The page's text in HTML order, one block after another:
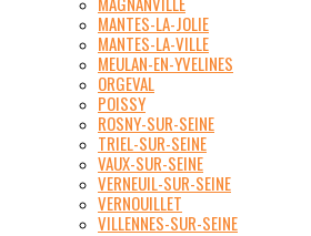
MANTES-LA-JOLIE
MANTES-LA-VILLE
MEULAN-EN-YVELINES
ORGEVAL
POISSY
ROSNY-SUR-SEINE
TRIEL-SUR-SEINE
VAUX-SUR-SEINE
VERNEUIL-SUR-SEINE
VERNOUILLET
VILLENNES-SUR-SEINE